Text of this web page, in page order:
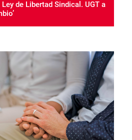
de Libertad Sindical. UGT a